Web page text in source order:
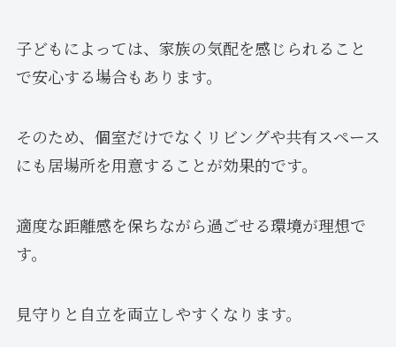
子どもによっては、家族の気配を感じられること
で安心する場合もあります。
そのため、個室だけでなくリビングや共有スペース
にも居場所を用意することが効果的です。
適度な距離感を保ちながら過ごせる環境が理想で
す。
見守りと自立を両立しやすくなります。